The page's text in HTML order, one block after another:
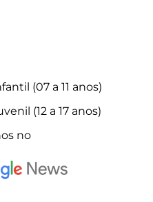
(07 a 11 anos)
(12 a 17 anos)
no